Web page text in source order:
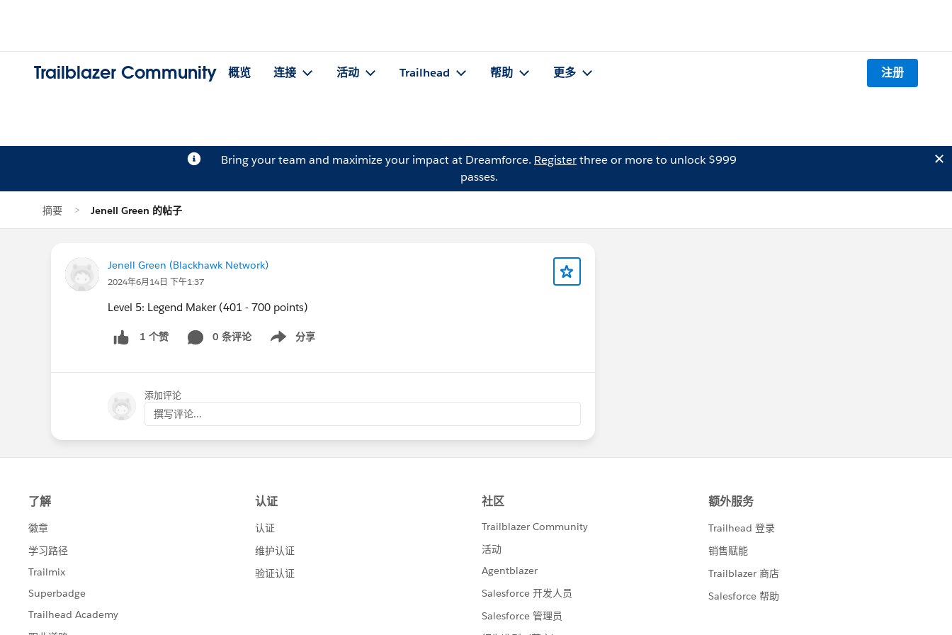
Trailblazer Community 概览 连接 活动 Trailhead 帮助 更多 注册
Bring your team and maximize your impact at Dreamforce. Registerthree or more to unlock $999
passes.
摘要 Jenell Green 的帖子
Jenell Green (Blackhawk Network)
2024年6月14日 下午1:37
Level 5: Legend Maker (401 - 700 points)
1 个赞 0 条评论 分享
Show menu
添加评论
撰写评论...